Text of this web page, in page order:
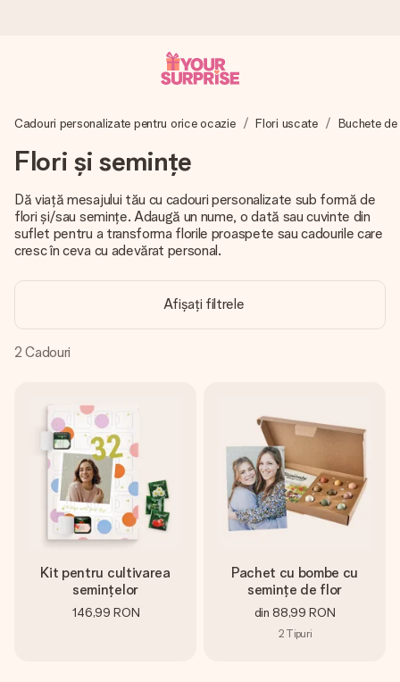
Îți alcătuim cadoul cu grijă și îl trimitem îndată spre tine -
contează cel mai mult.
4,8 (bazat pe +15.000 de recenzii)
Google Reviews.
Felicitare gratuită
fotografia ta sau un mesaj din suflet. Fără bătăi de cap,
doar bucură-te de moment.
Cadouri personalizate pentru orice ocazie Flori uscate Buchete
Flori și semințe
Dă viață mesajului tău cu cadouri personalizate sub formă de
flori și/sau semințe. Adaugă un nume, o dată sau cuvinte din
suflet pentru a transforma florile proaspete sau cadourile care
cresc în ceva cu adevărat personal.
Afișați filtrele
2 Cadouri
Kit pentru cultivarea
semințelor
146,99 RON
Pachet cu bombe cu
semințe de flor
din 88,99 RON
2 Tipuri